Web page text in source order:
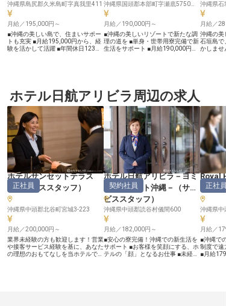
沖縄県島尻郡久米島町字真我里411
月給／195,000円～
■沖縄の美しい島で、住まいサポー
トも充実 ■月給195,000円から、経
験を活かして活躍 ■年間休日123
しを提供しませんか。 朝食から夕
食まで、和食・洋食・沖縄料理と幅
広いジャンルの調理に携わり、島の
豊かな食材を活かした美食でお客様
の旅の思い出を彩ります。 ビュッ
フェやアラカルト料理の仕込みから
盛り付け、提供まで、一皿一皿に心
を込めてお客様を笑顔にするやりが
いを感じられるでしょう。 衛生管
理も徹底し、安心安全な食の提供に
努めています。 ーー【安心のサポ
ート体制と充実した休日】 新しい
環境でのスタートを応援するため、
住まいのご紹介や家賃補助25,000
円の支給など、手厚いサポートをご
用意しています。 入社後、住居が
決まるまでのホテル滞在サポートも
あり、安心して新生活を始められま
す。 年間休日123日に加え、上期・
下期休暇や長期休暇も充実してお
り、プライベートも大切にしながら
働ける環境です。 資格取得支援制
度もあり、スキルアップを目指せる
職場です。 ※2026年06月24日時点
月給／190,000円～
■沖縄の美しいリゾートで新たな調
理の道を ■単身・世帯用寮完備で新
生活をサポート ■月給190,000円か
心温まるおもてなしの料理を提供し
ませんか。 地元の新鮮な食材を活
かし、五感を刺激する一皿を創り出
す喜びは格別です。お客様の笑顔を
直接感じられる、やりがいのある調
理の仕事がここにあります。 あな
たの技術と情熱で、忘れられない食
の体験を届けましょう。 ーー【安
心して長く働ける環境とキャリアア
ップ】 社会保険完備はもちろん、
確定拠出年金や退職金制度も整って
おり、将来を見据えて安心して長く
働ける環境です。 調理補助スタッ
フへの指導を通じて、リーダーシッ
プを発揮し、キャリアアップを目指
すことも可能です。 単身用・世帯
用寮も完備しているため、沖縄での
新生活もスムーズにスタートできま
す。 ※2026年04月22日時点の情報
です
沖縄県石
月給／
沖縄の美
石垣島で
かしませ
ホテル日航アリビラ周辺の求人
ホテルサンセットテラス
（サービススタッフ ）
正社員
沖縄県中頭郡北谷町宮城3-223
月給／200,000円～
業界未経験の方も歓迎します！営業
や接客サービス経験を基に、あなた
の理想のおもてなしを当ホテルで実
ホテル日航アリビラ－ヨミ
タンリゾート沖縄－
（サー
ビススタッフ ）
契約社員
沖縄県中頭郡読谷村儀間600
月給／182,000円～
■安心の寮完備！沖縄での新生活を
サポート ■お客様を笑顔にする、ホ
テルの「顔」となるお仕事 ■未経験
Royal
（フロ
正社員
沖縄県中
月給／
■沖縄で
制度で遠
■月給